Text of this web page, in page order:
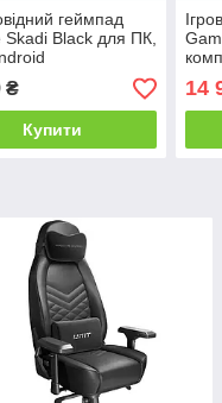
геймпад
Skadi Black для ПК,
₴
Купити
14